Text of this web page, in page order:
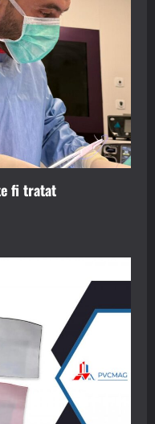
fi tratat